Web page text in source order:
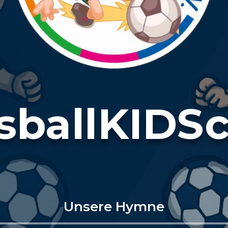
Unsere Hymne
Audio-